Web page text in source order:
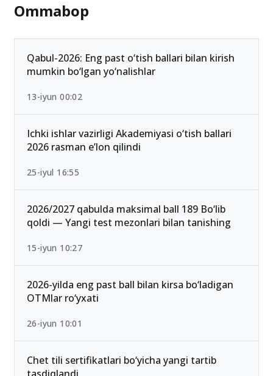
Ommabop
Qabul-2026: Eng past o‘tish ballari bilan kirish
mumkin bo‘lgan yo‘nalishlar
13-iyun 00:02
Ichki ishlar vazirligi Akademiyasi o‘tish ballari
2026 rasman e’lon qilindi
25-iyul 16:55
2026/2027 qabulda maksimal ball 189 Bo‘lib
qoldi — Yangi test mezonlari bilan tanishing
15-iyun 10:27
2026-yilda eng past ball bilan kirsa bo‘ladigan
OTMlar ro‘yxati
26-iyun 10:01
Chet tili sertifikatlari bo‘yicha yangi tartib